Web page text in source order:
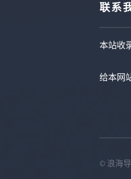
联系
本站收
给本网
© 浪海导